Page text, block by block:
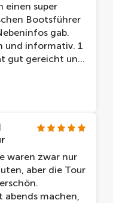
einen super
Bootsführer
gab.
und informativ. 1
gut gereicht und
sowie sauber.
waren zwar nur
aber die Tour
abends machen,